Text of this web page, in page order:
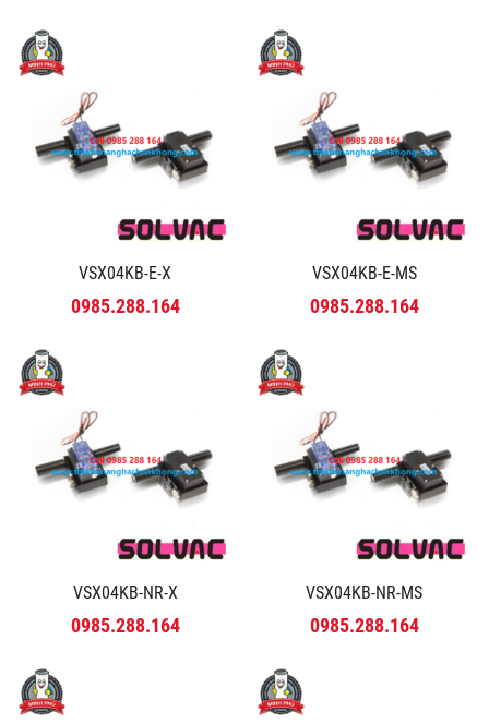
VSX04KB-E-X
0985.288.164
VSX04KB-E-MS
0985.288.164
VSX04KB-NR-X
0985.288.164
VSX04KB-NR-MS
0985.288.164